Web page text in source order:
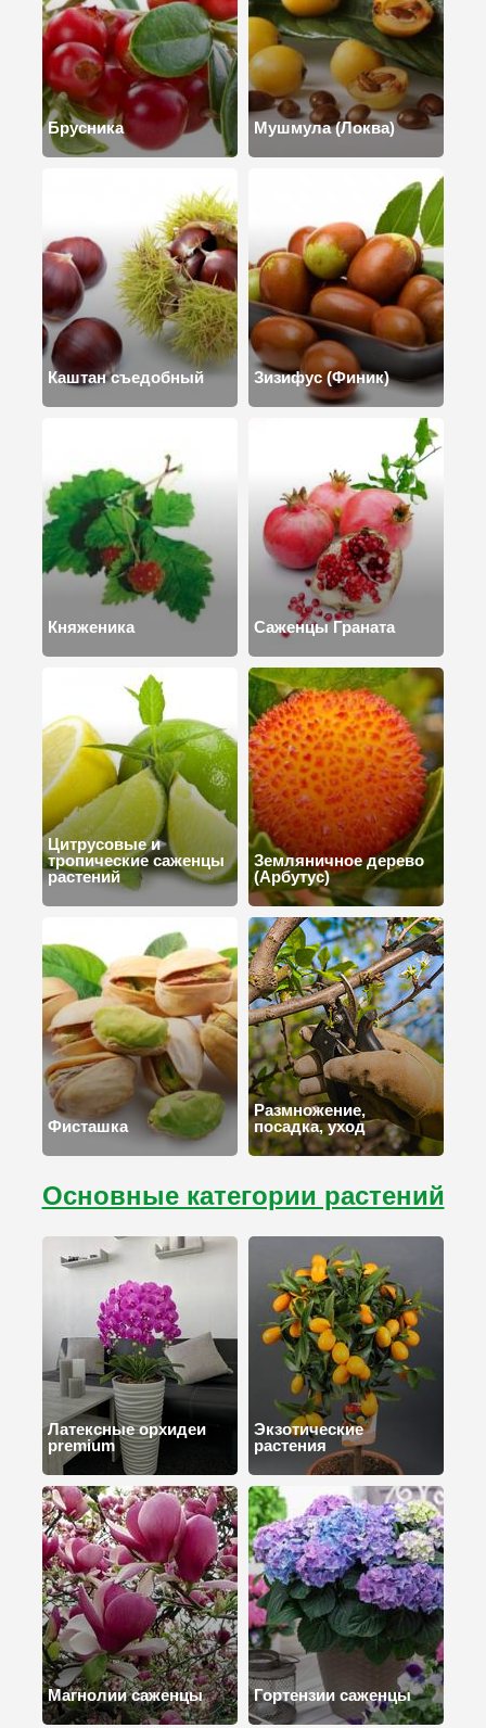
Брусника Мушмула (Локва)
Каштан съедобный Зизифус (Финик)
Княженика Саженцы Граната
Цитрусовые и
тропические саженцы
растений
Земляничное дерево
(Арбутус)
Фисташка
Размножение,
посадка, уход
Основные категории растений
Латексные орхидеи
premium
Экзотические
растения
Магнолии саженцы Гортензии саженцы